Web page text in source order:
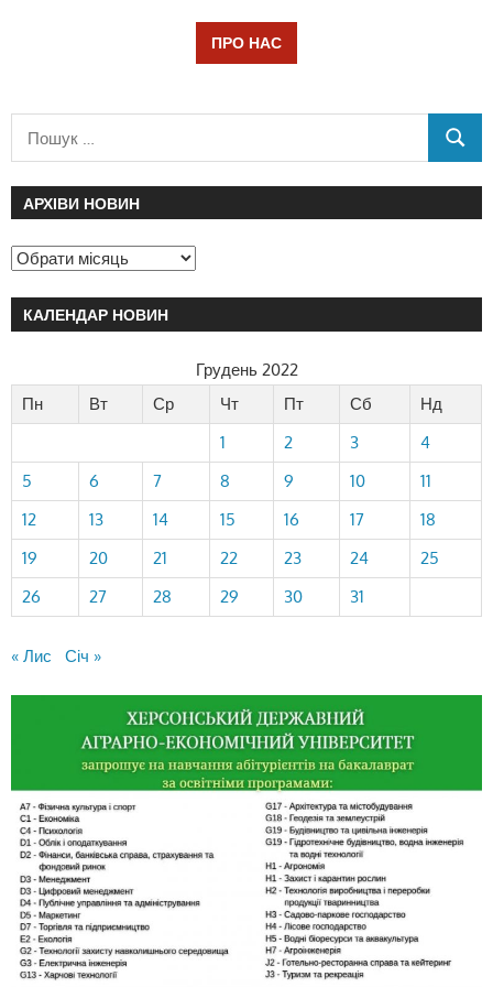
ПРО НАС
АРХІВИ НОВИН
КАЛЕНДАР НОВИН
Грудень 2022
Пн
Вт Ср Чт Пт Сб
Нд
1
2 3
4
5
6 7 8 9 10
11
12
13 14 15 16 17
18
19
20 21 22 23 24
25
26
27 28 29 30 31
« Лис Січ »